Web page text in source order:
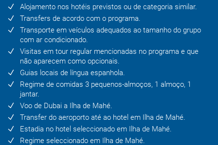
Alojamento nos hotéis previstos ou de categoria similar.
Transfers de acordo com o programa.
Transporte em veículos adequados ao tamanho do grupo
com ar condicionado.
Visitas em tour regular mencionadas no programa e que
não aparecem como opcionais.
Guias locais de língua espanhola.
Regime de comidas 3 pequenos-almoços, 1 almoço, 1
jantar.
Voo de Dubai a Ilha de Mahé.
Transfer do aeroporto até ao hotel em Ilha de Mahé.
Estadia no hotel seleccionado em Ilha de Mahé.
Regime seleccionado em Ilha de Mahé.